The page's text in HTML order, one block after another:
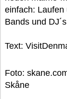
einfach:
Bands und
Text:
Foto:
Skåne